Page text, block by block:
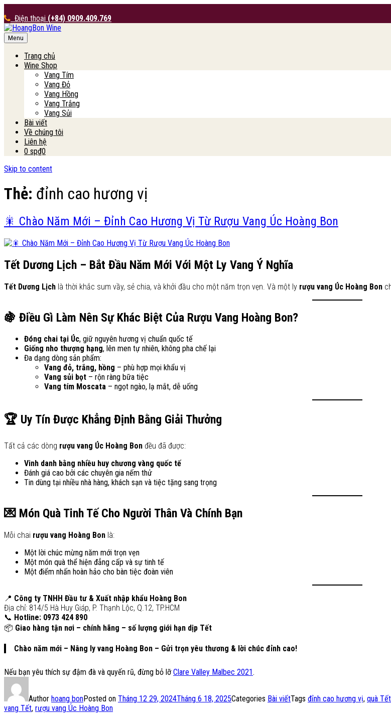
Điện thoại (+84) 0909.409.769
HoangBon Wine
Menu
Trang chủ
Wine Shop
Vang Tím
Vang Đỏ
Vang Hồng
Vang Trắng
Vang Sủi
Bài viết
Về chúng tôi
Liên hệ
0 sp₫0
Skip to content
Thẻ: đỉnh cao hương vị
🎇 Chào Năm Mới – Đỉnh Cao Hương Vị Từ Rượu Vang Úc Hoàng Bon
Tết Dương Lịch – Bắt Đầu Năm Mới Với Một Ly Vang Ý Nghĩa
Tết Dương Lịch là thời khắc sum vầy, sẻ chia, và khởi đầu cho một năm trọn vẹn. Và một ly rượu vang Úc Hoàng Bon
🍇 Điều Gì Làm Nên Sự Khác Biệt Của Rượu Vang Hoàng Bon?
Đóng chai tại Úc, giữ nguyên hương vị chuẩn quốc tế
Giống nho thượng hạng, lên men tự nhiên, không pha chế lại
Đa dạng dòng sản phẩm:
Vang đỏ, trắng, hồng – phù hợp mọi khẩu vị
Vang sủi bọt – rộn ràng bữa tiệc
Vang tím Moscata – ngọt ngào, lạ mắt, dễ uống
🏆 Uy Tín Được Khẳng Định Bằng Giải Thưởng
Tất cả các dòng rượu vang Úc Hoàng Bon đều đã được:
Vinh danh bằng nhiều huy chương vàng quốc tế
Đánh giá cao bởi các chuyên gia nếm thử
Tin dùng tại nhiều nhà hàng, khách sạn và tiệc tặng sang trọng
💌 Món Quà Tinh Tế Cho Người Thân Và Chính Bạn
Mỗi chai rượu vang Hoàng Bon là:
Một lời chúc mừng năm mới trọn vẹn
Một món quà thể hiện đẳng cấp và sự tinh tế
Một điểm nhấn hoàn hảo cho bàn tiệc đoàn viên
📍 Công ty TNHH Đầu tư & Xuất nhập khẩu Hoàng Bon
Địa chỉ: 814/5 Hà Huy Giáp, P. Thạnh Lộc, Q.12, TP.HCM
📞 Hotline: 0973 424 890
📦 Giao hàng tận nơi – chính hãng – số lượng giới hạn dịp Tết
Chào năm mới – Nâng ly vang Hoàng Bon – Gửi trọn yêu thương & lời chúc đỉnh cao!
Nếu bạn yêu thích sự đậm đà và quyến rũ, đừng bỏ lỡ Clare Valley Malbec 2021.
Author hoang bonPosted on Tháng 12 29, 2024Tháng 6 18, 2025Categories Bài viếtTags đỉnh cao hương vị, quà
vang Tết, rượu vang Úc Hoàng Bon